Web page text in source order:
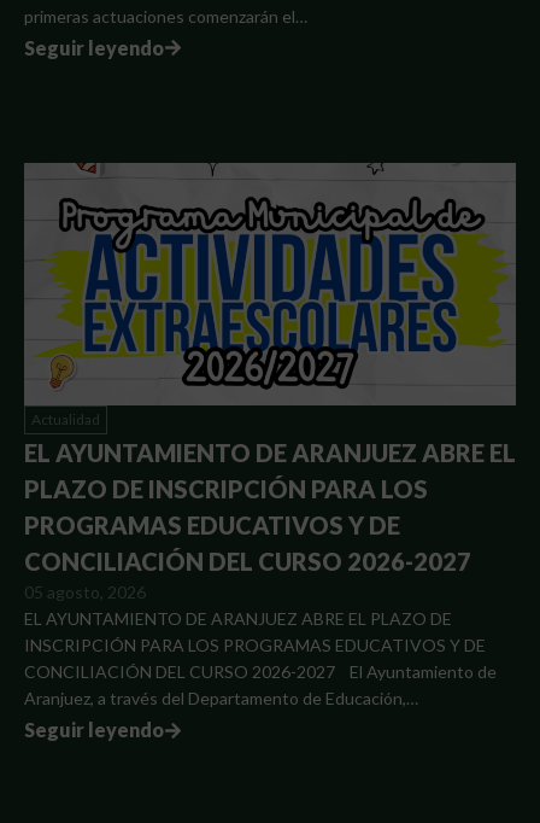
primeras actuaciones comenzarán el…
Seguir leyendo
Actualidad
EL AYUNTAMIENTO DE ARANJUEZ ABRE EL
PLAZO DE INSCRIPCIÓN PARA LOS
PROGRAMAS EDUCATIVOS Y DE
CONCILIACIÓN DEL CURSO 2026-2027
05 agosto, 2026
EL AYUNTAMIENTO DE ARANJUEZ ABRE EL PLAZO DE
INSCRIPCIÓN PARA LOS PROGRAMAS EDUCATIVOS Y DE
CONCILIACIÓN DEL CURSO 2026-2027 El Ayuntamiento de
Aranjuez, a través del Departamento de Educación,…
Seguir leyendo